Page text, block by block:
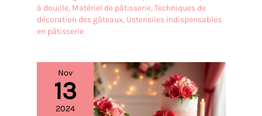
à douille, Matériel de pâtisserie,Techniques de
décoration des gâteaux, Ustensiles indispensables
en pâtisserie
Nov
13
2024